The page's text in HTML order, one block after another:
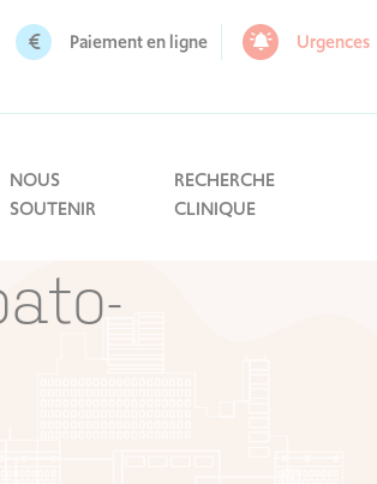
Paiement en ligne Urgences
NOUS
SOUTENIR
RECHERCHE
CLINIQUE